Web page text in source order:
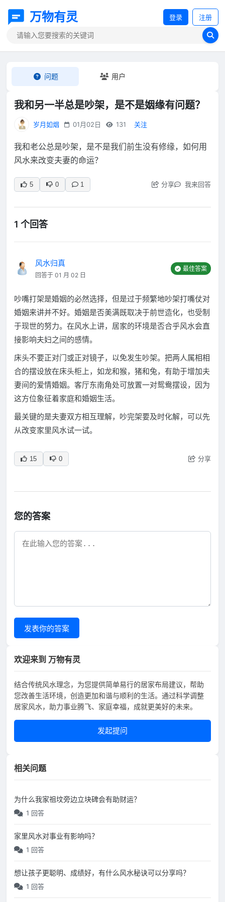
万物有灵 登录 注册
问题 用户
我和另一半总是吵架，是不是姻缘有问题？
岁月如烟 01月02日 131 关注
我和老公总是吵架，是不是我们前生没有修缘，如何用
风水来改变夫妻的命运？
5 0 1 分享 我来回答
1 个回答
风水归真
回答于 01 月 02 日
最佳答案
吵嘴打架是婚姻的必然选择，但是过于频繁地吵架打嘴仗对
婚姻来讲并不好。婚姻是否美满既取决于前世造化，也受制
于现世的努力。在风水上讲，居家的环境是否合乎风水会直
接影响夫妇之间的感情。
床头不要正对门或正对镜子，以免发生吵架。把两人属相相
合的摆设放在床头柜上，如龙和猴，猪和兔，有助于增加夫
妻间的爱情婚姻。客厅东南角处可放置一对鸳鸯摆设，因为
这方位象征着家庭和婚姻生活。
最关键的是夫妻双方相互理解，吵完架要及时化解，可以先
从改变家里风水试一试。
15 0 分享
您的答案
发表你的答案
欢迎来到 万物有灵
结合传统风水理念，为您提供简单易行的居家布局建议，帮助
您改善生活环境，创造更加和谐与顺利的生活。通过科学调整
居家风水，助力事业腾飞、家庭幸福，成就更美好的未来。
发起提问
相关问题
为什么我家祖坟旁边立块碑会有助财运？
1 回答
家里风水对事业有影响吗？
1 回答
想让孩子更聪明、成绩好，有什么风水秘诀可以分享吗？
1 回答